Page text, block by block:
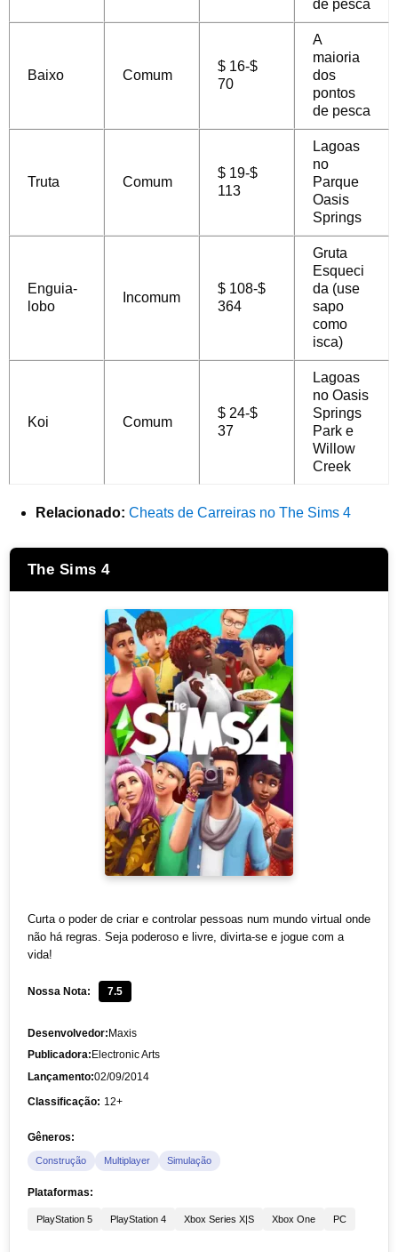
de pesca
Baixo Comum
$ 16-$
70
A
maioria
dos
pontos
de pesca
Truta Comum
$ 19-$
113
Lagoas
no
Parque
Oasis
Springs
Enguia-
lobo
Incomum
$ 108-$
364
Gruta
Esqueci
da (use
sapo
como
isca)
Koi Comum
$ 24-$
37
Lagoas
no Oasis
Springs
Park e
Willow
Creek
Relacionado: Cheats de Carreiras no The Sims 4
The Sims 4
Curta o poder de criar e controlar pessoas num mundo virtual onde
não há regras. Seja poderoso e livre, divirta-se e jogue com a
vida!
Nossa Nota: 7.5
Desenvolvedor:Maxis
Publicadora: Electronic Arts
Lançamento:02/09/2014
Classificação: 12+
Gêneros:
Construção Multiplayer Simulação
Plataformas:
PlayStation 5 PlayStation 4 Xbox Series X|S Xbox One PC